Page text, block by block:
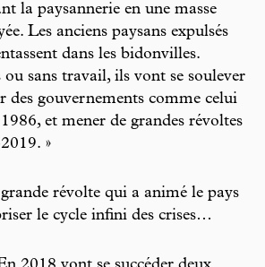
la paysannerie en une masse
Les anciens paysans expulsés
dans les bidonvilles.
sans travail, ils vont se soulever
des gouvernements comme celui
et mener de grandes révoltes
»
révolte qui a animé le pays
le cycle infini des crises…